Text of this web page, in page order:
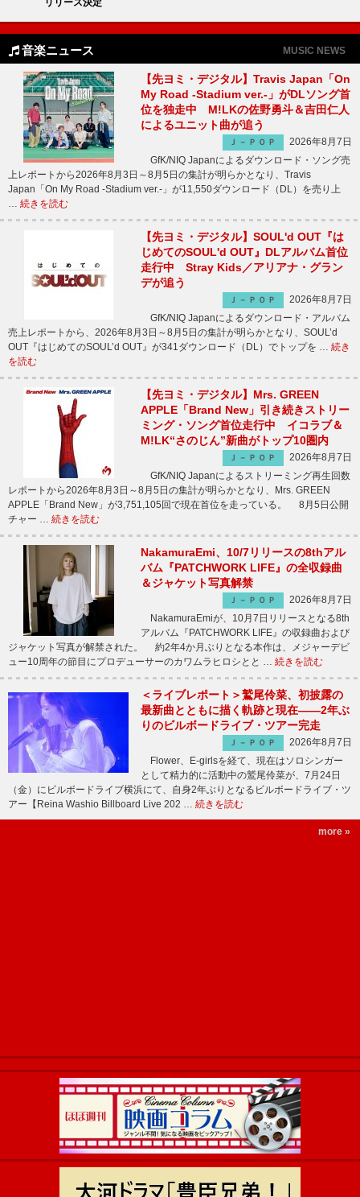
音楽ニュース MUSIC NEWS
【先ヨミ・デジタル】Travis Japan「On
My Road -Stadium ver.-」がDLソング首
位を独走中 M!LKの佐野勇斗＆吉田仁人
によるユニット曲が追う
Ｊ－ＰＯＰ
2026年8月7日
GfK/NIQ Japanによるダウンロード・ソング売
上レポートから2026年8月3日～8月5日の集計が明らかとなり、Travis
Japan「On My Road -Stadium ver.-」が11,550ダウンロード（DL）を売り上
… 続きを読む
【先ヨミ・デジタル】SOUL'd OUT『は
じめてのSOUL'd OUT』DLアルバム首位
走行中 Stray Kids／アリアナ・グラン
デが追う
Ｊ－ＰＯＰ
2026年8月7日
GfK/NIQ Japanによるダウンロード・アルバム
売上レポートから、2026年8月3日～8月5日の集計が明らかとなり、SOUL’d
OUT『はじめてのSOUL’d OUT』が341ダウンロード（DL）でトップを … 続き
を読む
【先ヨミ・デジタル】Mrs. GREEN
APPLE「Brand New」引き続きストリー
ミング・ソング首位走行中 イコラブ＆
M!LK“さのじん”新曲がトップ10圏内
Ｊ－ＰＯＰ
2026年8月7日
GfK/NIQ Japanによるストリーミング再生回数
レポートから2026年8月3日～8月5日の集計が明らかとなり、Mrs. GREEN
APPLE「Brand New」が3,751,105回で現在首位を走っている。 8月5日公開
チャー … 続きを読む
NakamuraEmi、10/7リリースの8thアル
バム『PATCHWORK LIFE』の全収録曲
＆ジャケット写真解禁
Ｊ－ＰＯＰ
2026年8月7日
NakamuraEmiが、10月7日リリースとなる8th
アルバム『PATCHWORK LIFE』の収録曲および
ジャケット写真が解禁された。 約2年4か月ぶりとなる本作は、メジャーデビ
ュー10周年の節目にプロデューサーのカワムラヒロシとと … 続きを読む
＜ライブレポート＞鷲尾伶菜、初披露の
最新曲とともに描く軌跡と現在――2年ぶ
りのビルボードライブ・ツアー完走
Ｊ－ＰＯＰ
2026年8月7日
Flower、E-girlsを経て、現在はソロシンガー
として精力的に活動中の鷲尾伶菜が、7月24日
（金）にビルボードライブ横浜にて、自身2年ぶりとなるビルボードライブ・ツ
アー【Reina Washio Billboard Live 202 … 続きを読む
more »